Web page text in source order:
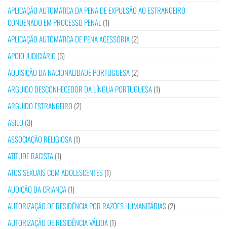
APLICAÇÃO AUTOMÁTICA DA PENA DE EXPULSÃO AO ESTRANGEIRO
CONDENADO EM PROCESSO PENAL (1)
APLICAÇÃO AUTOMÁTICA DE PENA ACESSÓRIA(2)
APOIO JUDICIÁRIO (6)
AQUISIÇÃO DA NACIONALIDADE PORTUGUESA(2)
ARGUIDO DESCONHECEDOR DA LÍNGUA PORTUGUESA(1)
ARGUIDO ESTRANGEIRO (2)
ASILO (3)
ASSOCIAÇÃO RELIGIOSA(1)
ATITUDE RACISTA(1)
ATOS SEXUAIS COM ADOLESCENTES(1)
AUDIÇÃO DA CRIANÇA(1)
AUTORIZAÇÃO DE RESIDÊNCIA POR RAZÕES HUMANITÁRIAS(2)
AUTORIZAÇÃO DE RESIDÊNCIA VÁLIDA(1)